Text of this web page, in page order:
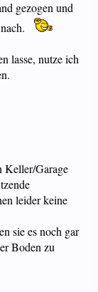
gezogen und
lasse, nutze ich
Keller/Garage
leider keine
sie es noch gar
Boden zu